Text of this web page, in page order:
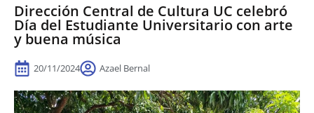
Dirección Central de Cultura UC celebró
Día del Estudiante Universitario con arte
y buena música
20/11/2024 Azael Bernal